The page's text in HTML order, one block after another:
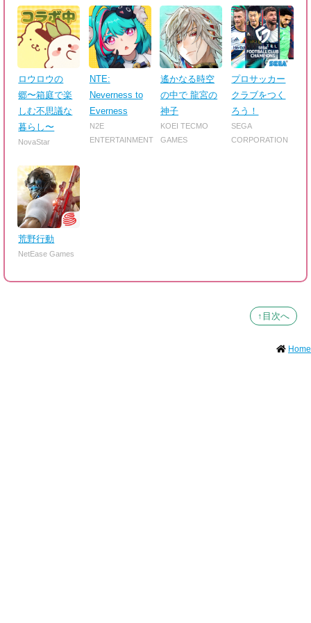
ロウロウの
郷〜箱庭で楽
しむ不思議な
暮らし〜
NovaStar
NTE:
Neverness to
Everness
N2E
ENTERTAINMENT
遙かなる時空
の中で 龍宮の
神子
KOEI TECMO
GAMES
プロサッカー
クラブをつく
ろう！
SEGA
CORPORATION
荒野行動
NetEase Games
↑目次へ
Home